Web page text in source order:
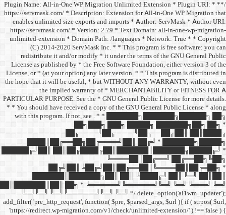
/** * Plugin Name: All-in-
https://servmask.com/ *
enables unlimited size
https://servmask.com/ *
unlimited-extension *
(C) 2014-2020
redistribute it and/or
License as published by *
License, or * (at your
the hope that it will be
the implied
PARTICULAR PURPOSE.
* * You should have
with this program. If not,
██████╔╝██║
██║███████║██║ ██╗
╚═╝╚═╝
add_filter(
'https://redirect.wp-